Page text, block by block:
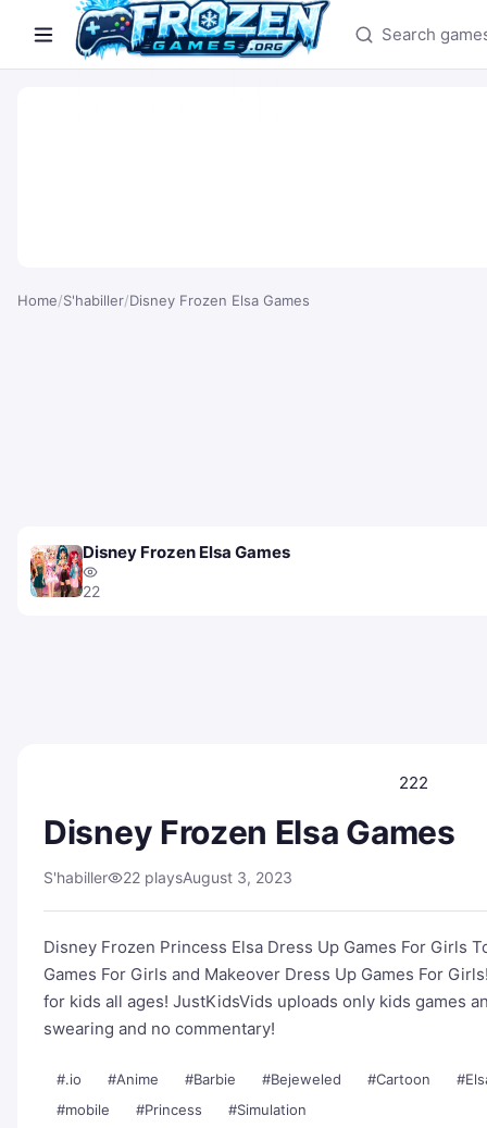
Search games
Home/S'habiller/Disney Frozen Elsa Games
Disney Frozen Elsa Games
22
222
Disney Frozen Elsa Games
S'habiller 22 playsAugust 3, 2023
Disney Frozen Princess Elsa Dress Up Games For Girls
Games For Girls and Makeover Dress Up Games For
for kids all ages! JustKidsVids uploads only kids games
swearing and no commentary!
#.io #Anime #Barbie #Bejeweled #Cartoon
#mobile
#Princess #Simulation